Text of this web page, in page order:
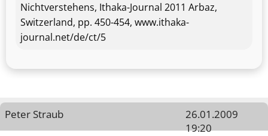
Nichtverstehens, Ithaka-Journal 2011 Arbaz,
Switzerland, pp. 450-454, www.ithaka-
journal.net/de/ct/5
Peter Straub
26.01.2009
19:20